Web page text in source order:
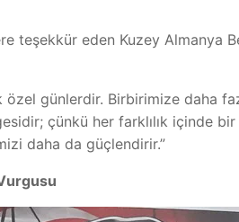
teşekkür eden Kuzey Almanya
günlerdir. Birbirimize daha
çünkü her farklılık içinde
daha da güçlendirir.”